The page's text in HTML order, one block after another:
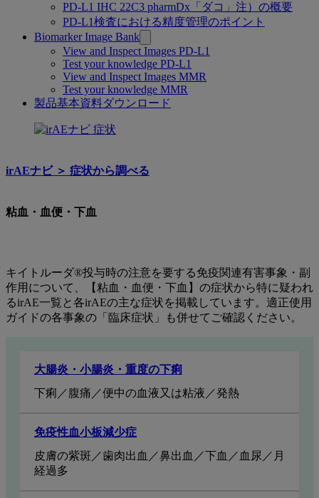
PD-L1 IHC 22C3 pharmDx「ダコ」注）の概要
PD-L1検査における精度管理のポイント
Biomarker Image Bank
View and Inspect Images PD-L1
Test your knowledge PD-L1
View and Inspect Images MMR
Test your knowledge MMR
製品基本資料ダウンロード
血
便・
irAEナビ ＞︎ 症状から調べる
粘血・血便・下血
キイトルーダ®投与時の注意を要する免疫関連有害事象・副
作用について、【粘血・血便・下血】の症状から特に疑われ
るirAE一覧と各irAEの主な症状を掲載しています。適正使用
ガイドの各事象の「臨床症状」も併せてご確認ください。
⼤腸炎・⼩腸炎・重度の下痢
下痢／腹痛／便中の血液又は粘液／発熱
免疫性血小板減少症
皮膚の紫斑／歯肉出血／鼻出血／下血／血尿／月
経過多